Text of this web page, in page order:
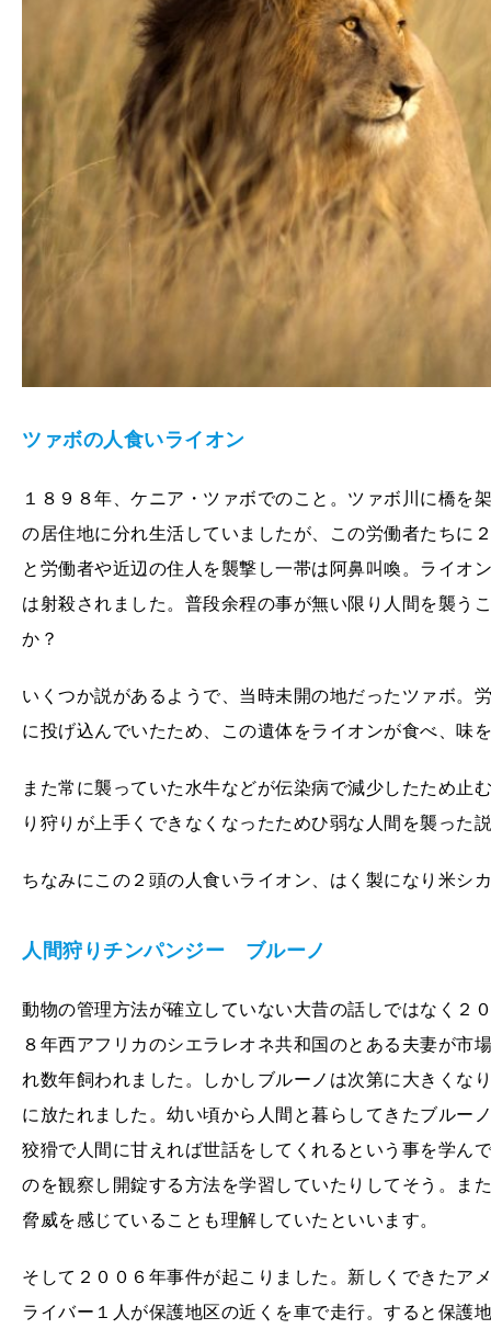
ツァボの人食いライオン
１８９８年、ケニア・ツァボでのこと。ツァボ川に橋を
の居住地に分れ生活していましたが、この労働者たちに
と労働者や近辺の住人を襲撃し一帯は阿鼻叫喚。ライオ
は射殺されました。普段余程の事が無い限り人間を襲う
か？
いくつか説があるようで、当時未開の地だったツァボ。
に投げ込んでいたため、この遺体をライオンが食べ、味
また常に襲っていた水牛などが伝染病で減少したため止
り狩りが上手くできなくなったためひ弱な人間を襲った
ちなみにこの２頭の人食いライオン、はく製になり米シ
人間狩りチンパンジー ブルーノ
動物の管理方法が確立していない大昔の話しではなく２
８年西アフリカのシエラレオネ共和国のとある夫妻が市
れ数年飼われました。しかしブルーノは次第に大きくな
に放たれました。幼い頃から人間と暮らしてきたブルー
狡猾で人間に甘えれば世話をしてくれるという事を学ん
のを観察し開錠する方法を学習していたりしてそう。ま
脅威を感じていることも理解していたといいます。
そして２００６年事件が起こりました。新しくできたア
ライバー１人が保護地区の近くを車で走行。すると保護